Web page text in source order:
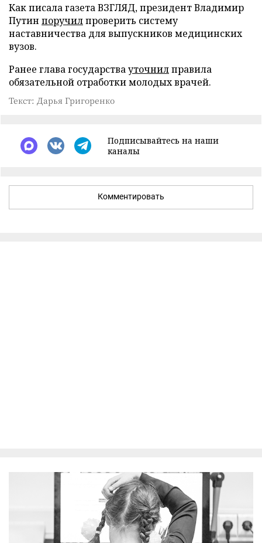
Как писала газета ВЗГЛЯД, президент Владимир
Путин поручилпроверить систему
наставничества для выпускников медицинских
вузов.
Ранее глава государствауточнилправила
обязательной отработки молодых врачей.
Текст: Дарья Григоренко
Подписывайтесь на наши
каналы
Комментировать